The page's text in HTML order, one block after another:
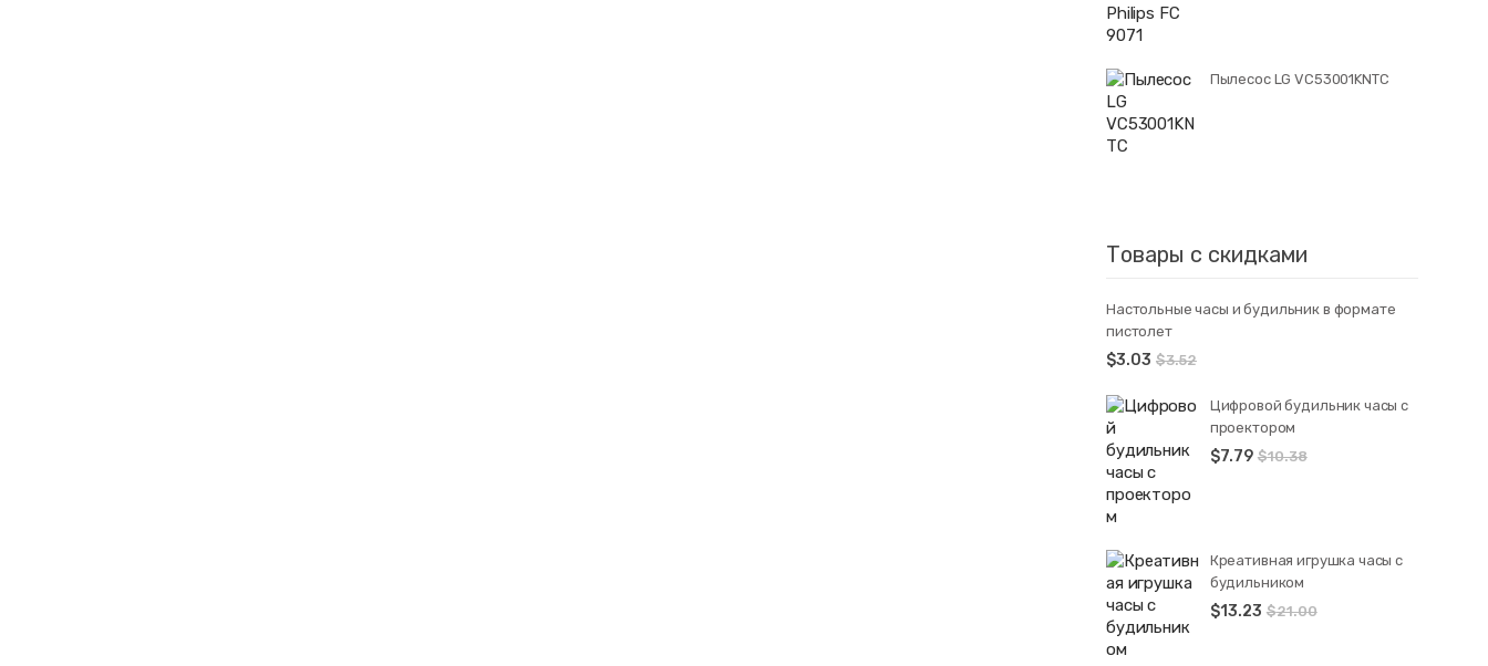
Пылесос LG VC53001KNTC
Товары с скидками
Настольные часы и будильник в формате
пистолет
$3.03 $3.52
Цифровой будильник часы с
проектором
$7.79 $10.38
Креативная игрушка часы c
будильником
$13.23 $21.00